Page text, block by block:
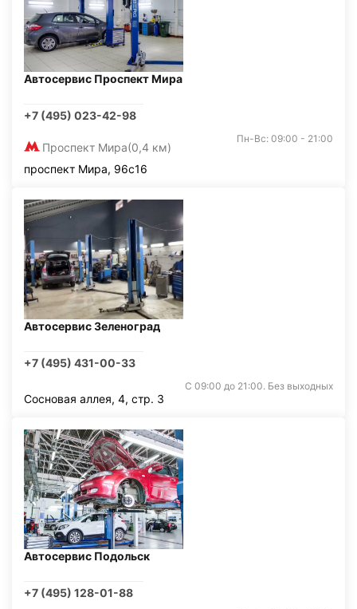
Автосервис Проспект Мира
+7 (495) 023-42-98
Проспект Мира(0,4 км)
Пн-Вс: 09:00 - 21:00
проспект Мира, 96с16
Автосервис Зеленоград
+7 (495) 431-00-33
С 09:00 до 21:00. Без выходных
Сосновая аллея, 4, стр. 3
Автосервис Подольск
+7 (495) 128-01-88